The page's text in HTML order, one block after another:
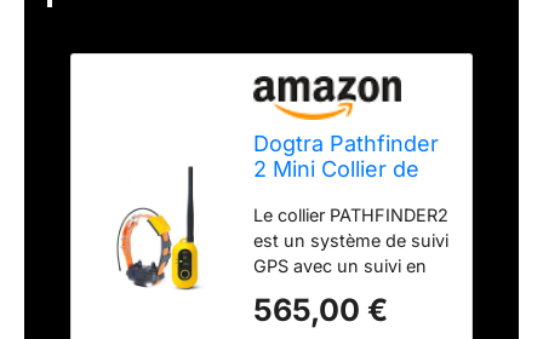
Dogtra Pathfinder
2 Mini Collier de
Dressage
Rechargeable,
Lumière LED,
Application
Gratuite et sans
Le collier PATHFINDER2
est un système de suivi
GPS avec un suivi en
l'application Dogtra
565,00 €